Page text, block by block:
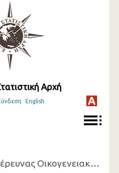
Αρχή
English
Αποτελέσματα της έρευνας Οικογενειακών Προϋπολογισμών